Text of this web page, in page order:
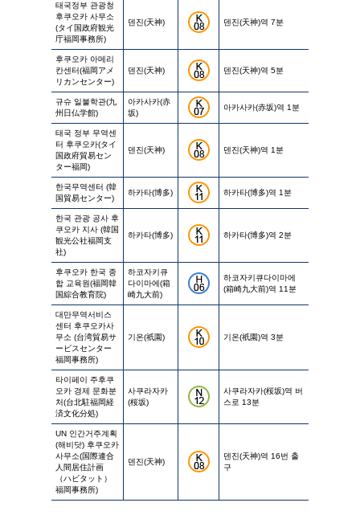
태국정부 관광청
후쿠오카 사무소
(タイ国政府観光
庁福岡事務所)
덴진(天神) 덴진(天神)역 7분
후쿠오카 아메리
칸센터(福岡アメ
リカンセンター)
덴진(天神) 덴진(天神)역 5분
규슈 일불학관(九
州日仏学館)
아카사카(赤
坂)
아카사카(赤坂)역 1분
태국 정부 무역센
터 후쿠오카(タイ
国政府貿易セン
ター福岡)
덴진(天神) 덴진(天神)역 1분
한국무역센터 (韓
国貿易センター)
하카타(博多) 하카타(博多)역 1분
한국 관광 공사 후
쿠오카 지사 (韓国
観光公社福岡支
社)
하카타(博多) 하카타(博多)역 2분
후쿠오카 한국 종
합 교육원(福岡韓
国綜合教育院)
하코자키큐
다이마에(箱
崎九大前)
하코자키큐다이마에
(箱崎九大前)역 11분
대만무역서비스
센터 후쿠오카사
무소 (台湾貿易サ
ービスセンター
福岡事務所)
기온(祇園) 기온(祇園)역 3분
타이페이 주후쿠
오카 경제 문화분
처(台北駐福岡経
済文化分処)
사쿠라자카
(桜坂)
사쿠라자카(桜坂)역 버
스로 13분
UN 인간거주계획
(해비닷) 후쿠오카
사무소(国際連合
人間居住計画
（ハビタット）
福岡事務所)
덴진(天神)
덴진(天神)역 16번 출
구